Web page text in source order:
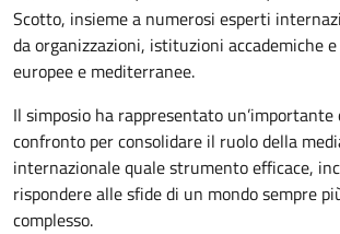
Scotto, insieme a numerosi esperti
da organizzazioni, istituzioni accademiche
europee e mediterranee.
Il simposio ha rappresentato un’importante
confronto per consolidare il ruolo della
internazionale quale strumento efficace,
rispondere alle sfide di un mondo sempre
complesso.